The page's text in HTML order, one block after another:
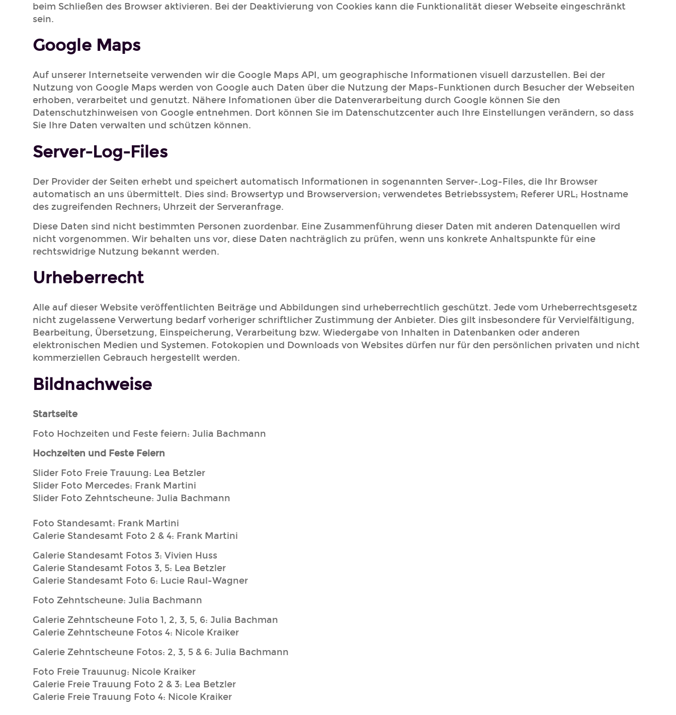
beim Schließen des Browser aktivieren. Bei der Deaktivierung von Cookies kann die Funktionalität dieser Webseite eingeschränkt
sein.
Google Maps
Auf unserer Internetseite verwenden wir die Google Maps API, um geographische Informationen visuell darzustellen. Bei der
Nutzung von Google Maps werden von Google auch Daten über die Nutzung der Maps-Funktionen durch Besucher der Webseiten
erhoben, verarbeitet und genutzt. Nähere Infomationen über die Datenverarbeitung durch Google können Sie den
Datenschutzhinweisen von Google entnehmen. Dort können Sie im Datenschutzcenter auch Ihre Einstellungen verändern, so dass
Sie Ihre Daten verwalten und schützen können.
Server-Log-Files
Der Provider der Seiten erhebt und speichert automatisch Informationen in sogenannten Server-.Log-Files, die Ihr Browser
automatisch an uns übermittelt. Dies sind: Browsertyp und Browserversion; verwendetes Betriebssystem; Referer URL; Hostname
des zugreifenden Rechners; Uhrzeit der Serveranfrage.
Diese Daten sind nicht bestimmten Personen zuordenbar. Eine Zusammenführung dieser Daten mit anderen Datenquellen wird
nicht vorgenommen. Wir behalten uns vor, diese Daten nachträglich zu prüfen, wenn uns konkrete Anhaltspunkte für eine
rechtswidrige Nutzung bekannt werden.
Urheberrecht
Alle auf dieser Website veröffentlichten Beiträge und Abbildungen sind urheberrechtlich geschützt. Jede vom Urheberrechtsgesetz
nicht zugelassene Verwertung bedarf vorheriger schriftlicher Zustimmung der Anbieter. Dies gilt insbesondere für Vervielfältigung,
Bearbeitung, Übersetzung, Einspeicherung, Verarbeitung bzw. Wiedergabe von Inhalten in Datenbanken oder anderen
elektronischen Medien und Systemen. Fotokopien und Downloads von Websites dürfen nur für den persönlichen privaten und nicht
kommerziellen Gebrauch hergestellt werden.
Bildnachweise
Startseite
Foto Hochzeiten und Feste feiern: Julia Bachmann
Hochzeiten und Feste Feiern
Slider Foto Freie Trauung: Lea Betzler
Slider Foto Mercedes: Frank Martini
Slider Foto Zehntscheune: Julia Bachmann
Foto Standesamt: Frank Martini
Galerie Standesamt Foto 2 & 4: Frank Martini
Galerie Standesamt Fotos 3: Vivien Huss
Galerie Standesamt Fotos 3, 5: Lea Betzler
Galerie Standesamt Foto 6: Lucie Raul-Wagner
Foto Zehntscheune: Julia Bachmann
Galerie Zehntscheune Foto 1, 2, 3, 5, 6: Julia Bachman
Galerie Zehntscheune Fotos 4: Nicole Kraiker
Galerie Zehntscheune Fotos: 2, 3, 5 & 6: Julia Bachmann
Foto Freie Trauunug: Nicole Kraiker
Galerie Freie Trauung Foto 2 & 3: Lea Betzler
Galerie Freie Trauung Foto 4: Nicole Kraiker